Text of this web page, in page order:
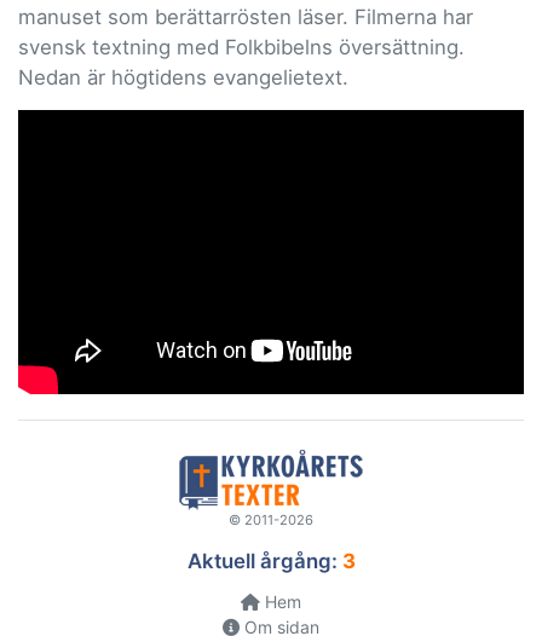
manuset som berättarrösten läser. Filmerna har
svensk textning med Folkbibelns översättning.
Nedan är högtidens evangelietext.
© 2011-2026
Aktuell årgång: 3
Hem
Om sidan